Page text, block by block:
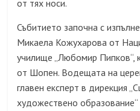
от тях носи.
Събитието започна с
Микаела Кожухарова от
училище „Любомир Пипков“,
от Шопен. Водещата на
главен експерт в дирекция
художествено